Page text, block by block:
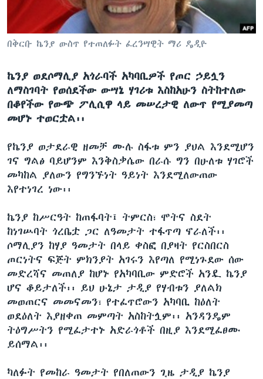
ቋንቋዎች
በቅርቡ ኬንያ ውስጥ የተጠለፉት ፈረንሣዊት ማሪ ዴዲዮ
ኬንያ ወደሶማሊያ አጎራባች አካባቢዎች የጦር ኃይሏን
ለማስገባት የወሰደችው ውሣኔ ሃገሪቱ እስከአሁን ስትከተለው
በቆየችው የውጭ ፖሊሲዋ ላይ መሠረታዊ ለውጥ የሚያመጣ
መሆኑ ተወርቷል፡፡
የኬንያ ወታደራዊ ዘመቻ ሙሉ ስፋቱ ምን ያህል እንደሚሆን
ገና ግልፅ ባይሆንም እንቅስቃሴው በራሱ ግን በሁለቱ ሃገሮች
መካከል ያለውን የግንኙነት ዓይነት እንደሚለውጠው
እየተነገረ ነው፡፡
ኬንያ ከሥርዓት ከጠፋባት፤ ትምርስ፣ ሞትና ስደት
ከነገሡባት ጎረቤቷ ጋር ለዓመታት ተፋጥጣ ኖራለች፡፡
ሶማሊያን ከሃያ ዓመታት በላይ ቀስፎ በያዛት የርስበርስ
ጦርነትና ፍጅት ምክንያት አገሩን እየጣለ የሚነጉደው ሰው
መድረሻና መጠለያ ከሆኑ የአካባቢው ምድሮች አንዷ ኬንያ
ሆና ቆይታለች፡፡ ይህ ሁኔታ ታዲያ የሃብቱን ያለልክ
መወጠርና መመናመን፣ የተፈጥሮውን አካባቢ ከዕለት
ወደዕለት እያዘቀጠ መምጣት አስከትሏም፡፡ አንዳንዴም
ትዕግሥትን የሚፈታተኑ አድራጎቶች በዚያ እንደሚፈፀሙ
ይሰማል፡፡
ካለፉት የመከራ ዓመታት የበለጠውን ጊዜ ታዲያ ኬንያ